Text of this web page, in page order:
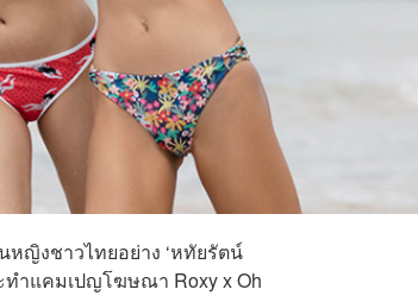
ญิงชาวไทยอย่าง ‘หทัยรัตน์
ทำแคมเปญโฆษณา Roxy x Oh